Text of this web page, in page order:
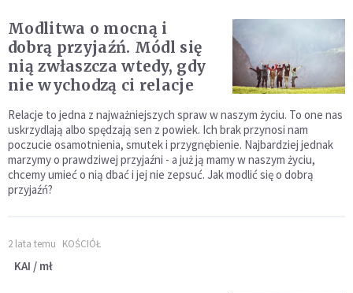
Modlitwa o mocną i
dobrą przyjaźń. Módl się
nią zwłaszcza wtedy, gdy
nie wychodzą ci relacje
Relacje to jedna z najważniejszych spraw w naszym życiu. To one nas
uskrzydlają albo spędzają sen z powiek. Ich brak przynosi nam
poczucie osamotnienia, smutek i przygnębienie. Najbardziej jednak
marzymy o prawdziwej przyjaźni - a już ją mamy w naszym życiu,
chcemy umieć o nią dbać i jej nie zepsuć. Jak modlić się o dobrą
przyjaźń?
2 lata temu KOŚCIÓŁ
KAI / mł